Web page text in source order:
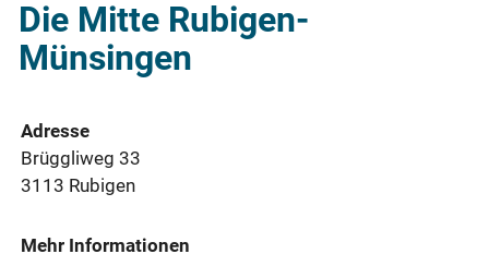
Die Mitte Rubigen-
Münsingen
Adresse
Brüggliweg 33
3113 Rubigen
Mehr Informationen